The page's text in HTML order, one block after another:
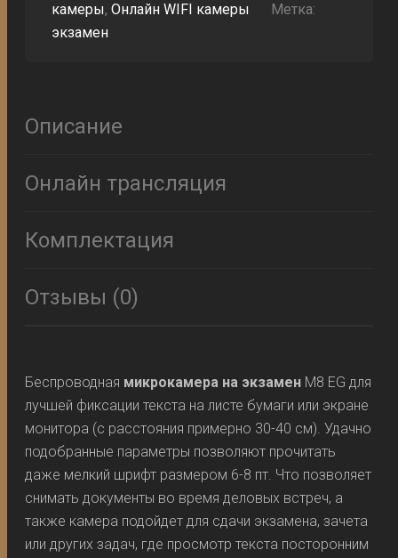
камеры,Онлайн WIFI камеры
Метка:
экзамен
Описание
Онлайн трансляция
Комплектация
Отзывы (0)
Беспроводная микрокамера на экзамен M8 EG для
лучшей фиксации текста на листе бумаги или экране
монитора (с расстояния примерно 30-40 см). Удачно
подобранные параметры позволяют прочитать
даже мелкий шрифт размером 6-8 пт. Что позволяет
снимать документы во время деловых встреч, а
также камера подойдет для сдачи экзамена, зачета
или других задач, где просмотр текста посторонним